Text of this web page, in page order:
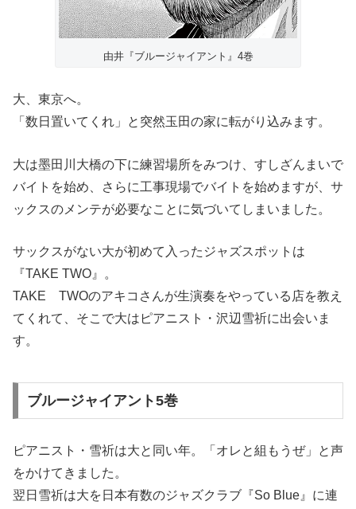
由井『ブルージャイアント』4巻
大、東京へ。
「数日置いてくれ」と突然玉田の家に転がり込みます。
大は墨田川大橋の下に練習場所をみつけ、すしざんまいで
バイトを始め、さらに工事現場でバイトを始めますが、サ
ックスのメンテが必要なことに気づいてしまいました。
サックスがない大が初めて入ったジャズスポットは
『TAKE TWO』。
TAKE TWOのアキコさんが生演奏をやっている店を教え
てくれて、そこで大はピアニスト・沢辺雪祈に出会いま
す。
ブルージャイアント5巻
ピアニスト・雪祈は大と同い年。「オレと組もうぜ」と声
をかけてきました。
翌日雪祈は大を日本有数のジャズクラブ『So Blue』に連